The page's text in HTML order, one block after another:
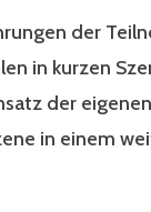
der
in kurzen
der
in einem